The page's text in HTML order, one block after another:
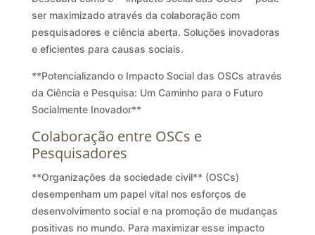
ser maximizado através da colaboração com
pesquisadores e ciência aberta. Soluções inovadoras
e eficientes para causas sociais.
**Potencializando o Impacto Social das OSCs através
da Ciência e Pesquisa: Um Caminho para o Futuro
Socialmente Inovador**
Colaboração entre OSCs e
Pesquisadores
**Organizações da sociedade civil** (OSCs)
desempenham um papel vital nos esforços de
desenvolvimento social e na promoção de mudanças
positivas no mundo. Para maximizar esse impacto